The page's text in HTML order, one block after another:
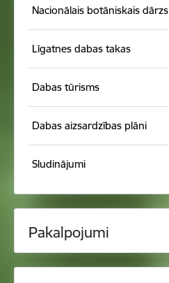
Nacionālais botāniskais dārzs
Līgatnes dabas takas
Dabas tūrisms
Dabas aizsardzības plāni
Sludinājumi
Pakalpojumi